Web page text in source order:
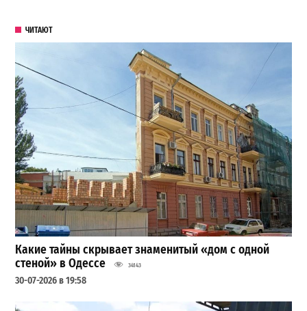
ЧИТАЮТ
Какие тайны скрывает знаменитый «дом с одной
стеной» в Одессе
34143
30-07-2026 в 19:58